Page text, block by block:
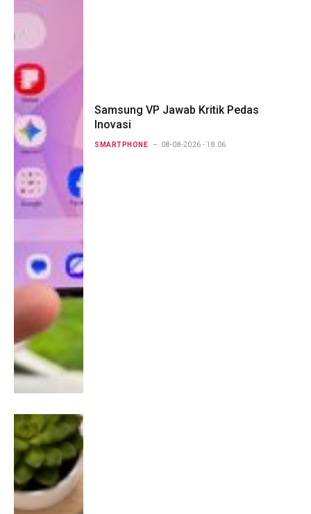
Samsung VP Jawab Kritik Pedas
Inovasi
SMARTPHONE 08-08-2026 - 18.06